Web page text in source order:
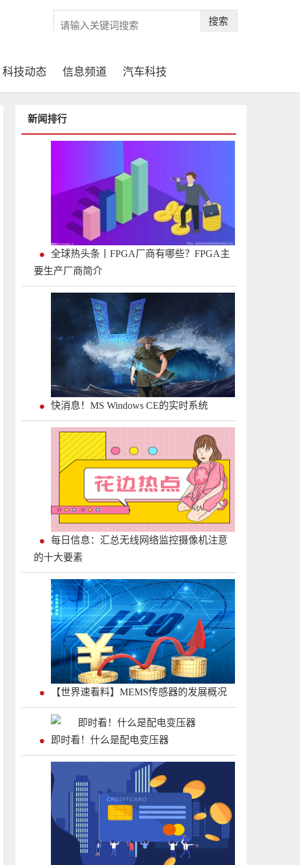
搜索
科技动态 信息频道 汽车科技
新闻排行
全球热头条丨FPGA厂商有哪些？FPGA主
要生产厂商简介
快消息！MS Windows CE的实时系统
每日信息：汇总无线网络监控摄像机注意
的十大要素
【世界速看料】MEMS传感器的发展概况
即时看！什么是配电变压器